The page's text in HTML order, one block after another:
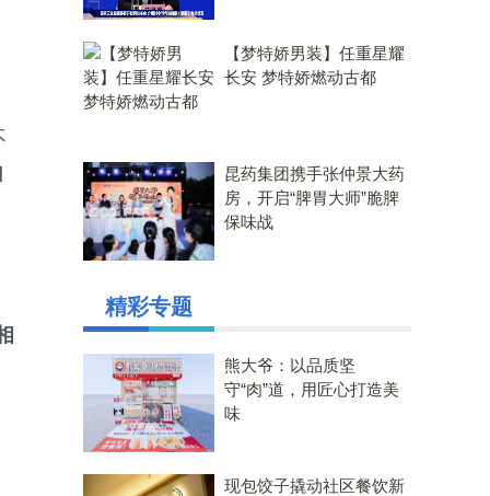
【梦特娇男装】任重星耀
长安 梦特娇燃动古都
昆药集团携手张仲景大药
房，开启“脾胃大师”脆脾
保味战
精彩专题
熊大爷：以品质坚
守“肉”道，用匠心打造美
味
现包饺子撬动社区餐饮新